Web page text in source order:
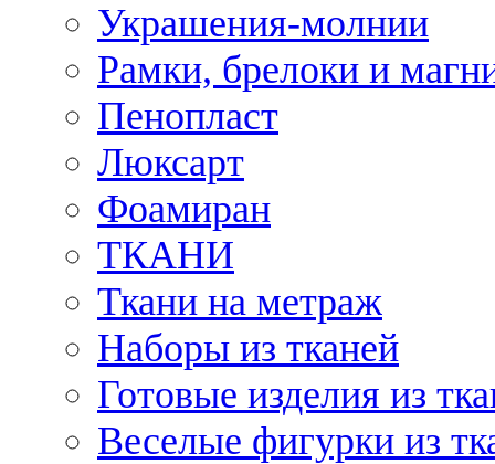
Украшения-молнии
Рамки, брелоки и
Пенопласт
Люксарт
Фоамиран
ТКАНИ
Ткани на метраж
Наборы из тканей
Готовые изделия из
Веселые фигурки из